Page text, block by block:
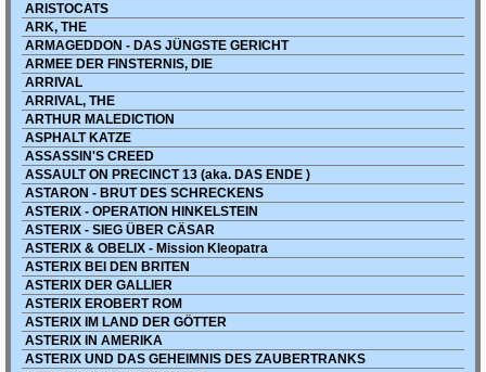
ARISTOCATS
ARK, THE
ARMAGEDDON - DAS JÜNGSTE GERICHT
ARMEE DER FINSTERNIS, DIE
ARRIVAL
ARRIVAL, THE
ARTHUR MALEDICTION
ASPHALT KATZE
ASSASSIN'S CREED
ASSAULT ON PRECINCT 13 (aka. DAS ENDE )
ASTARON - BRUT DES SCHRECKENS
ASTERIX - OPERATION HINKELSTEIN
ASTERIX - SIEG ÜBER CÄSAR
ASTERIX & OBELIX - Mission Kleopatra
ASTERIX BEI DEN BRITEN
ASTERIX DER GALLIER
ASTERIX EROBERT ROM
ASTERIX IM LAND DER GÖTTER
ASTERIX IN AMERIKA
ASTERIX UND DAS GEHEIMNIS DES ZAUBERTRANKS